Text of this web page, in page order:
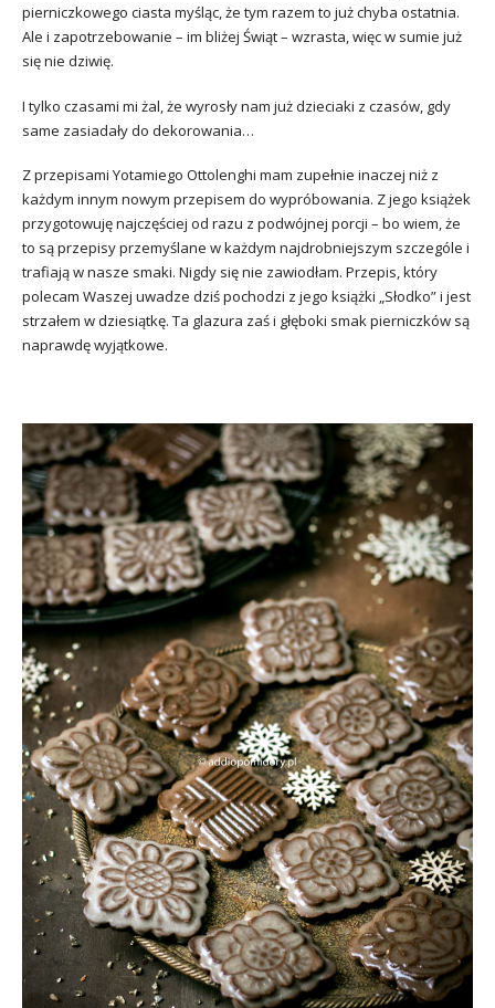
pierniczkowego ciasta myśląc, że tym razem to już chyba ostatnia.
Ale i zapotrzebowanie – im bliżej Świąt – wzrasta, więc w sumie już
się nie dziwię.
I tylko czasami mi żal, że wyrosły nam już dzieciaki z czasów, gdy
same zasiadały do dekorowania…
Z przepisami Yotamiego Ottolenghi mam zupełnie inaczej niż z
każdym innym nowym przepisem do wypróbowania. Z jego książek
przygotowuję najczęściej od razu z podwójnej porcji – bo wiem, że
to są przepisy przemyślane w każdym najdrobniejszym szczególe i
trafiają w nasze smaki. Nigdy się nie zawiodłam. Przepis, który
polecam Waszej uwadze dziś pochodzi z jego książki „Słodko” i jest
strzałem w dziesiątkę. Ta glazura zaś i głęboki smak pierniczków są
naprawdę wyjątkowe.